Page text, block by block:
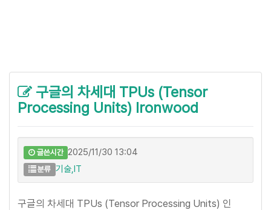
구글의 차세대 TPUs (Tensor
Processing Units) Ironwood
글쓴시간 2025/11/30 13:04
분류 기술,IT
구글의 차세대 TPUs (Tensor Processing Units) 인